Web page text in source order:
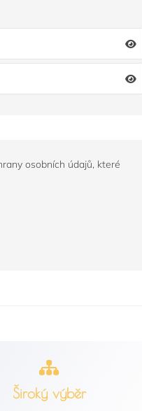
osobních údajů, které
Široký výběr